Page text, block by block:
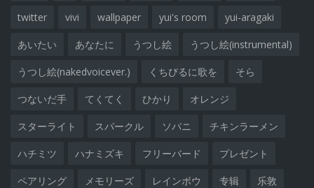
twitter vivi wallpaper yui's room yui-aragaki
あいたい あなたに うつし絵 うつし絵(instrumental)
うつし絵(nakedvoicever.) くちびるに歌を そら
つないだ手 てくてく ひかり オレンジ
スターライト スパークル ソバニ チキンラーメン
ハチミツ ハナミズキ フリーバード プレゼント
ペアリング メモリーズ レインボウ 专辑 乐敦